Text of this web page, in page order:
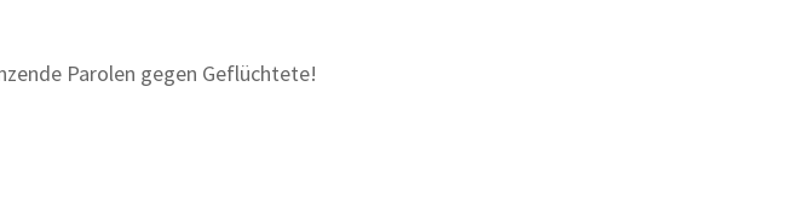
Parolen gegen Geflüchtete!